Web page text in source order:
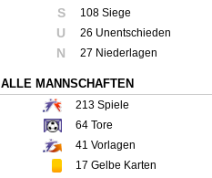
S 108 Siege
U 26 Unentschieden
N 27 Niederlagen
ALLE MANNSCHAFTEN
213 Spiele
64 Tore
41 Vorlagen
17 Gelbe Karten